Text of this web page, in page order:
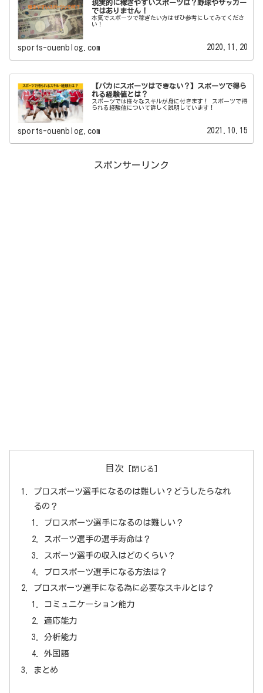
現実的に稼ぎやすいスポーツは？野球やサッカー
ではありません！
本気でスポーツで稼ぎたい方はぜひ参考にしてみてくださ
い！
sports-ouenblog.com 2020.11.20
【バカにスポーツはできない？】スポーツで得ら
れる経験値とは？
スポーツでは様々なスキルが身に付きます！ スポーツで得
られる経験値について詳しく説明しています！
sports-ouenblog.com 2021.10.15
スポンサーリンク
目次
プロスポーツ選手になるのは難しい？どうしたらなれ
るの？
プロスポーツ選手になるのは難しい？
スポーツ選手の選手寿命は？
スポーツ選手の収入はどのくらい？
プロスポーツ選手になる方法は？
プロスポーツ選手になる為に必要なスキルとは？
コミュニケーション能力
適応能力
分析能力
外国語
まとめ